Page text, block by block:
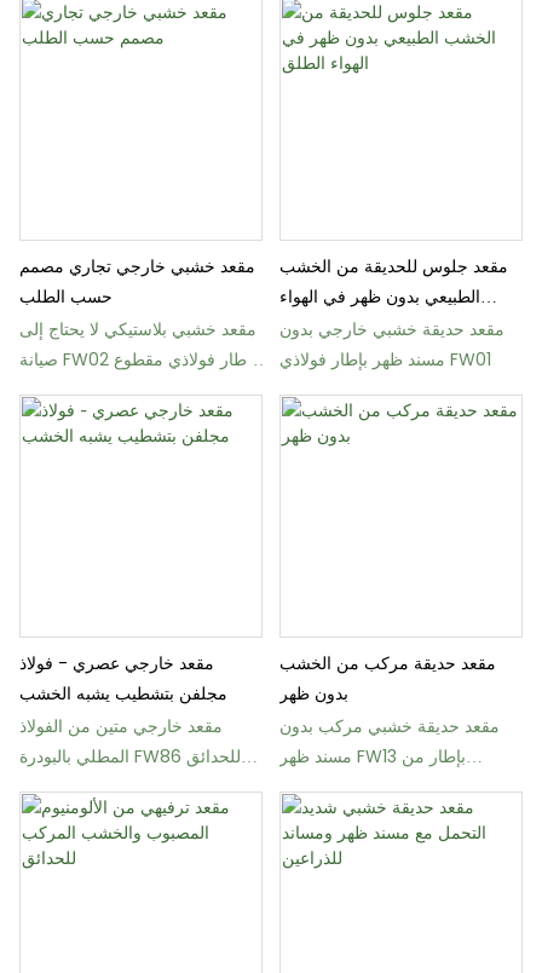
مقعد خشبي خارجي تجاري مصمم
حسب الطلب
مقعد خشبي بلاستيكي لا يحتاج إلى
صيانة FW02 بإطار فولاذي مقطوع
بالليزر
مقعد جلوس للحديقة من الخشب
الطبيعي بدون ظهر في الهواء
الطلق
مقعد حديقة خشبي خارجي بدون
مسند ظهر بإطار فولاذي FW01
مقعد خارجي عصري - فولاذ
مجلفن بتشطيب يشبه الخشب
مقعد خارجي متين من الفولاذ
المطلي بالبودرة FW86 للحدائق
والمتنزهات
مقعد حديقة مركب من الخشب
بدون ظهر
مقعد حديقة خشبي مركب بدون
مسند ظهر FW13 بإطار من
الألومنيوم المصبوب